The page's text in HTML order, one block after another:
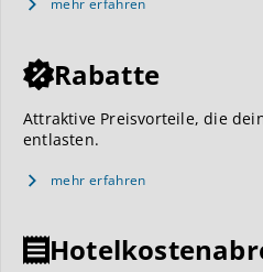
mehr erfahren
Rabatte
Attraktive Preisvorteile, die
entlasten.
mehr erfahren